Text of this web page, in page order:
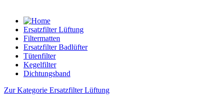
Ersatzfilter Lüftung
Filtermatten
Ersatzfilter Badlüfter
Tütenfilter
Kegelfilter
Dichtungsband
Zur Kategorie Ersatzfilter Lüftung